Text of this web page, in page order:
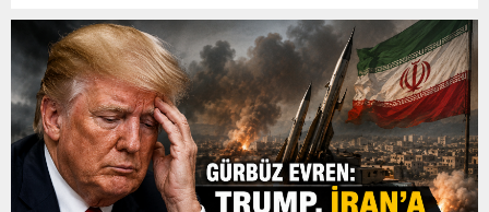
transferlerinde, özellikle IBAN’ın yanlış yazılması veya alıcı
bilgilerinin kontrol...